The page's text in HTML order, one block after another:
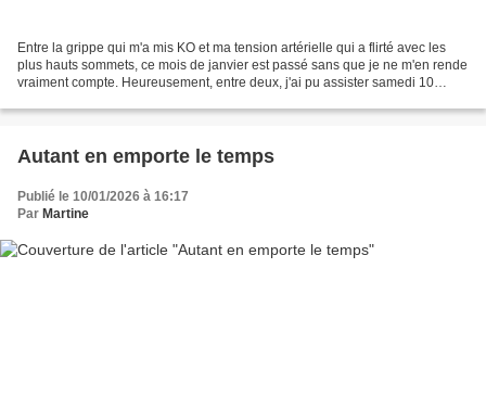
Entre la grippe qui m'a mis KO et ma tension artérielle qui a flirté avec les
plus hauts sommets, ce mois de janvier est passé sans que je ne m'en rende
vraiment compte. Heureusement, entre deux, j'ai pu assister samedi 10
Autant en emporte le temps
Publié le 10/01/2026 à 16:17
Par Martine